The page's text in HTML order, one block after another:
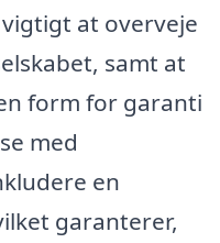
at overveje
samt at
form for garanti
med
en
garanterer,